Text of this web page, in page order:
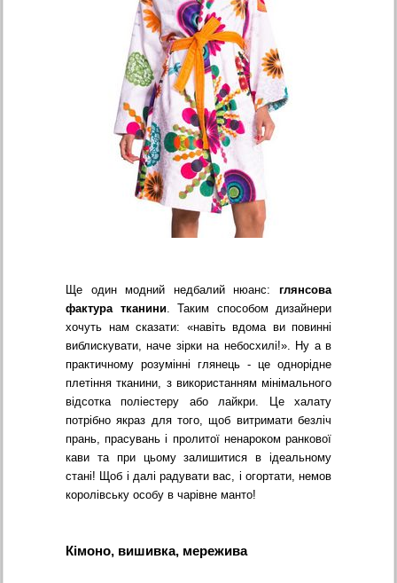
Ще один модний недбалий нюанс: глянсова
фактура тканини. Таким способом дизайнери
хочуть нам сказати: «навіть вдома ви повинні
виблискувати, наче зірки на небосхилі!». Ну а в
практичному розумінні глянець - це однорідне
плетіння тканини, з використанням мінімального
відсотка поліестеру або лайкри. Це халату
потрібно якраз для того, щоб витримати безліч
прань, прасувань і пролитої ненароком ранкової
кави та при цьому залишитися в ідеальному
стані! Щоб і далі радувати вас, і огортати, немов
королівську особу в чарівне манто!
Кімоно, вишивка, мережива